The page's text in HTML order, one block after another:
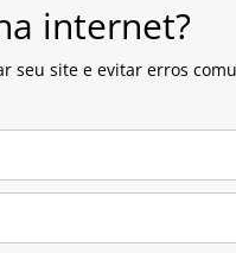
internet?
seu site e evitar erros